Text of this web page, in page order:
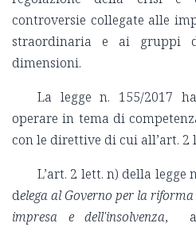
controversie collegate alle
straordinaria e ai gruppi
dimensioni.
La legge n. 155/2017
operare in tema di
con le direttive di cui all’art. 2
L’art. 2 lett. n) della legge
delega al Governo per la
impresa e dell'insolvenza, al